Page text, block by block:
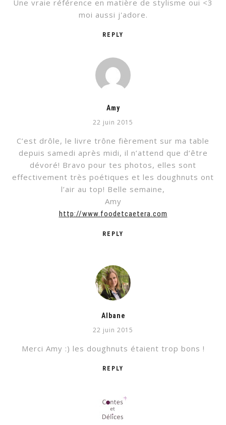
REPLY
Une vraie référence en matière de stylisme oui <3
moi aussi j'adore.
Amy
22 juin 2015
REPLY
C’est drôle, le livre trône fièrement sur ma table
depuis samedi après midi, il n’attend que d’être
dévoré! Bravo pour tes photos, elles sont
effectivement très poétiques et les doughnuts ont
l’air au top! Belle semaine,
Amy
http://www.foodetcaetera.com
Albane
22 juin 2015
REPLY
Merci Amy :) les doughnuts étaient trop bons !